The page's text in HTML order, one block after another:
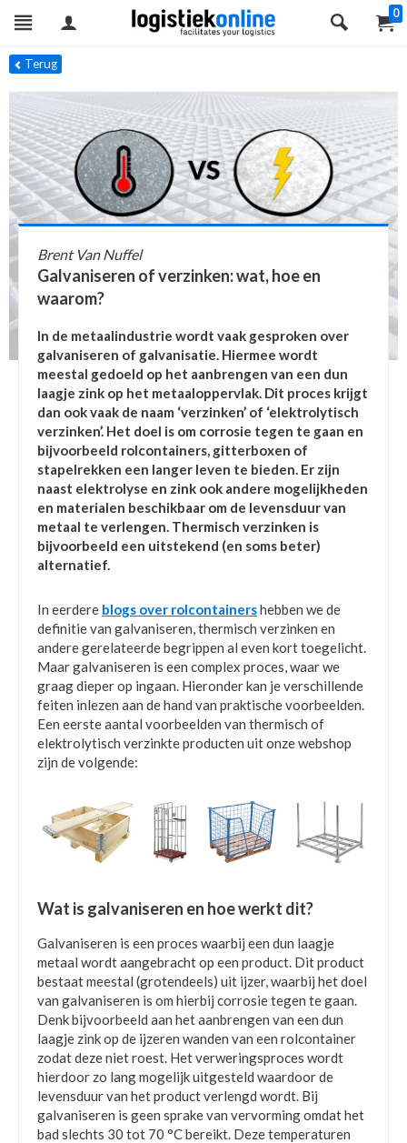
0
Terug
Brent Van Nuffel
Galvaniseren of verzinken: wat, hoe en
waarom?
In de metaalindustrie wordt vaak gesproken over
galvaniseren of galvanisatie. Hiermee wordt
meestal gedoeld op het aanbrengen van een dun
laagje zink op het metaaloppervlak. Dit proces krijgt
dan ook vaak de naam ‘verzinken’ of ‘elektrolytisch
verzinken’. Het doel is om corrosie tegen te gaan en
bijvoorbeeld rolcontainers, gitterboxen of
stapelrekken een langer leven te bieden. Er zijn
naast elektrolyse en zink ook andere mogelijkheden
en materialen beschikbaar om de levensduur van
metaal te verlengen. Thermisch verzinken is
bijvoorbeeld een uitstekend (en soms beter)
alternatief.
In eerdere blogs over rolcontainershebben we de
definitie van galvaniseren, thermisch verzinken en
andere gerelateerde begrippen al even kort toegelicht.
Maar galvaniseren is een complex proces, waar we
graag dieper op ingaan. Hieronder kan je verschillende
feiten inlezen aan de hand van praktische voorbeelden.
Een eerste aantal voorbeelden van thermisch of
elektrolytisch verzinkte producten uit onze webshop
zijn de volgende:
Wat is galvaniseren en hoe werkt dit?
Galvaniseren is een proces waarbij een dun laagje
metaal wordt aangebracht op een product. Dit product
bestaat meestal (grotendeels) uit ijzer, waarbij het doel
van galvaniseren is om hierbij corrosie tegen te gaan.
Denk bijvoorbeeld aan het aanbrengen van een dun
laagje zink op de ijzeren wanden van een rolcontainer
zodat deze niet roest. Het verweringsproces wordt
hierdoor zo lang mogelijk uitgesteld waardoor de
levensduur van het product verlengd wordt. Bij
galvaniseren is geen sprake van vervorming omdat het
bad slechts 30 tot 70 °C bereikt. Deze temperaturen